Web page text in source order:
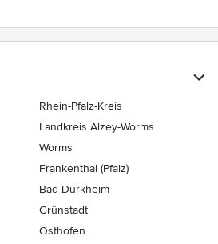
Rhein-Pfalz-Kreis
Landkreis Alzey-Worms
Worms
Frankenthal (Pfalz)
Bad Dürkheim
Grünstadt
Osthofen